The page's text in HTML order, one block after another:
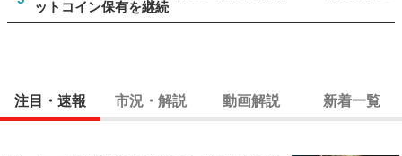
ットコイン保有を継続
注目・速報 市況・解説 動画解説 新着一覧